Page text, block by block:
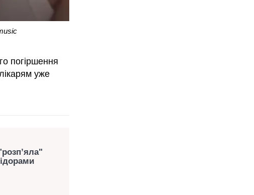
погіршення
уже